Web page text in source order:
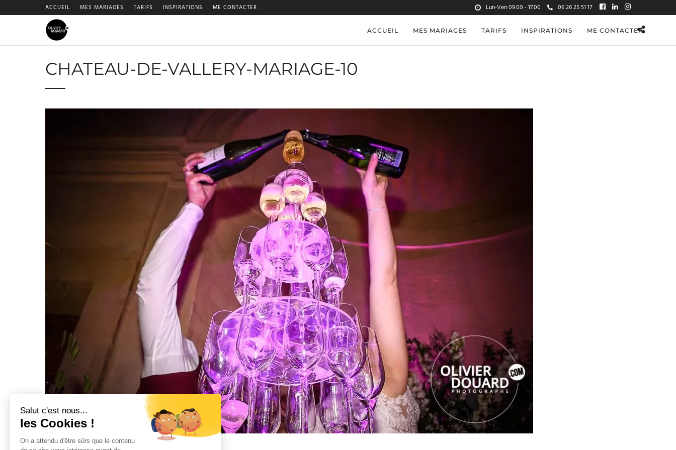
Salut c'est nous...
les Cookies !
On a attendu d'être sûrs que le contenu
Lun-Ven 09.00 - 17.00 06 26 25 51 17
ACCUEIL MES MARIAGES TARIFS INSPIRATIONS ME CONTACTER
ACCUEIL MES MARIAGES TARIFS INSPIRATIONS ME CONTACTER
CHATEAU-DE-VALLERY-MARIAGE-10